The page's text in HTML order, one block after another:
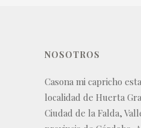
NOSOTROS
Casona mi capricho
localidad de Huerta
Ciudad de la Falda,